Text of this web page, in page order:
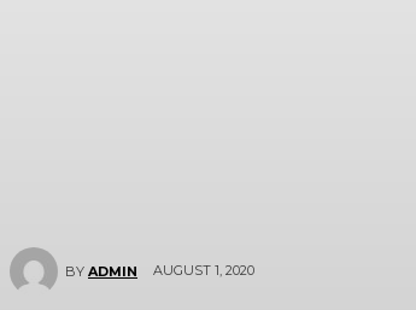
BY ADMIN AUGUST 1, 2020